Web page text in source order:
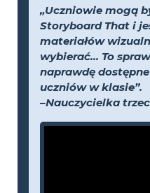
„Uczniowie mogą
Storyboard That i
materiałów
wybierać... To
naprawdę
uczniów w klasie”.
–Nauczycielka